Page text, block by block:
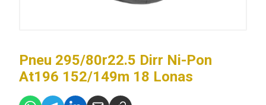
Pneu 295/80r22.5 Dirr Ni-Pon
At196 152/149m 18 Lonas